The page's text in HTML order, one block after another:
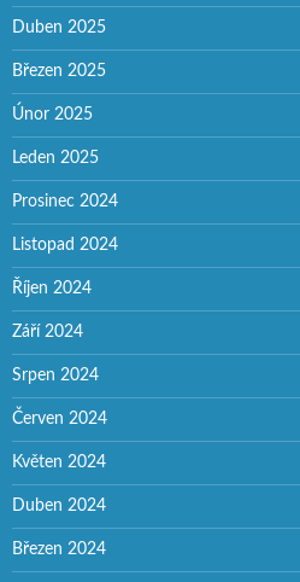
Duben 2025
Březen 2025
Únor 2025
Leden 2025
Prosinec 2024
Listopad 2024
Říjen 2024
Září 2024
Srpen 2024
Červen 2024
Květen 2024
Duben 2024
Březen 2024